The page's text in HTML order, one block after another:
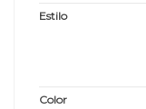
Estilo
Color